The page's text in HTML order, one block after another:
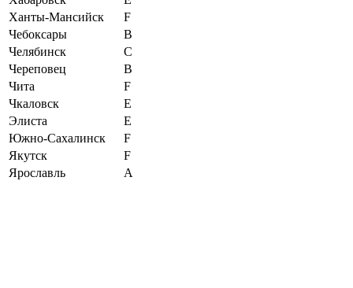
Ханты-Мансийск
F
Чебоксары
B
Челябинск
C
Череповец
B
Чита
F
Чкаловск
E
Элиста
E
Южно-Сахалинск
F
Якутск
F
Ярославль
A